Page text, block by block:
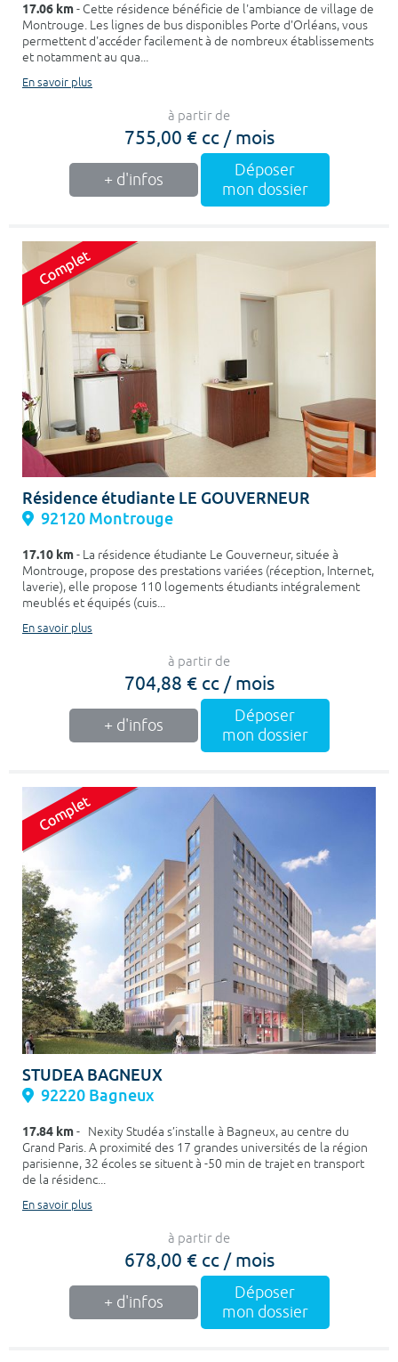
17.06 km- Cette résidence bénéficie de l'ambiance de village de
Montrouge. Les lignes de bus disponibles Porte d'Orléans, vous
permettent d'accéder facilement à de nombreux établissements
et notamment au qua...
En savoir plus
à partir de
755,00 € cc / mois
+ d'infos
Déposer
mon dossier
Résidence étudiante LE GOUVERNEUR
92120 Montrouge
17.10 km- La résidence étudiante Le Gouverneur, située à
Montrouge, propose des prestations variées (réception, Internet,
laverie), elle propose 110 logements étudiants intégralement
meublés et équipés (cuis...
En savoir plus
à partir de
704,88 € cc / mois
+ d'infos
Déposer
mon dossier
STUDEA BAGNEUX
92220 Bagneux
17.84 km- Nexity Studéa s’installe à Bagneux, au centre du
Grand Paris. A proximité des 17 grandes universités de la région
parisienne, 32 écoles se situent à -50 min de trajet en transport
de la résidenc...
En savoir plus
à partir de
678,00 € cc / mois
+ d'infos
Déposer
mon dossier